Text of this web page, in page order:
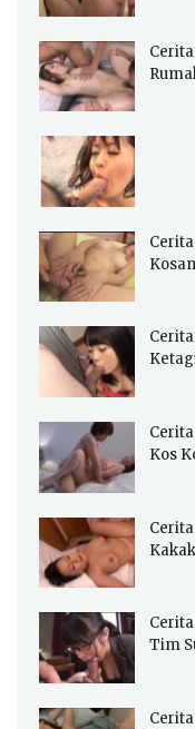
Kos
Tim